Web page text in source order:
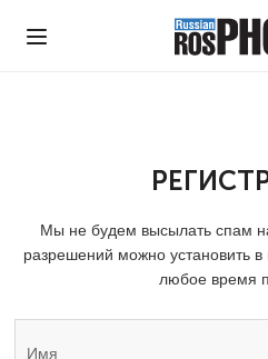
Мы не будем высылать спам
разрешений можно установить
любое время